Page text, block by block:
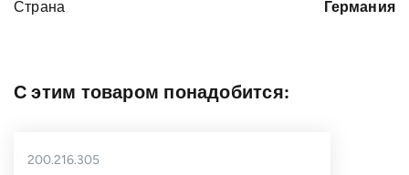
Страна Германия
С этим товаром понадобится:
200.216.305